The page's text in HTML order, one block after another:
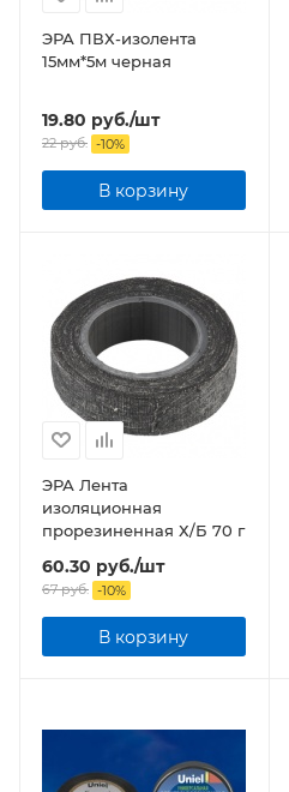
ЭРА ПВХ-изолента
15мм*5м черная
19.80 руб./шт
22руб. -10%
В корзину
ЭРА Лента
изоляционная
прорезиненная Х/Б 70 г
60.30 руб./шт
67руб. -10%
В корзину